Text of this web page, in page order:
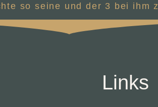
so seine und der 3 bei ihm
Links